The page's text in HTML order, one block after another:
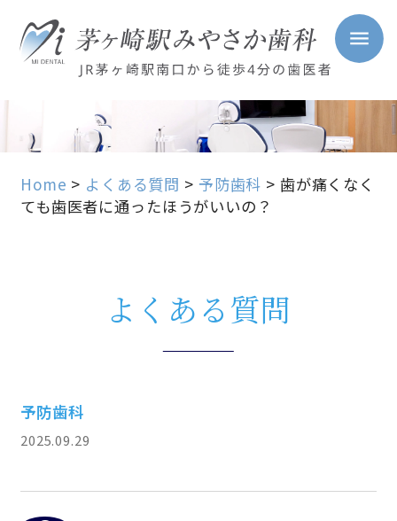
Home > よくある質問 > 予防歯科 > 歯が痛くなく
ても歯医者に通ったほうがいいの？
よくある質問
予防歯科
2025.09.29